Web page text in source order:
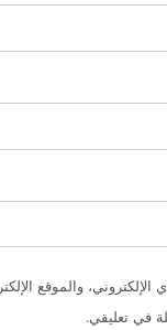
والموقع
في تعليقي.